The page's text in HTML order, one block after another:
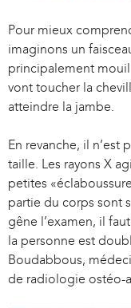
Pour mieux
imaginons un
principalement
vont toucher la
atteindre la jambe.
En revanche, il n’est
taille. Les rayons X
petites
partie du corps sont
gêne l’examen, il
la personne est
Boudabbous,
de radiologie ostéo-